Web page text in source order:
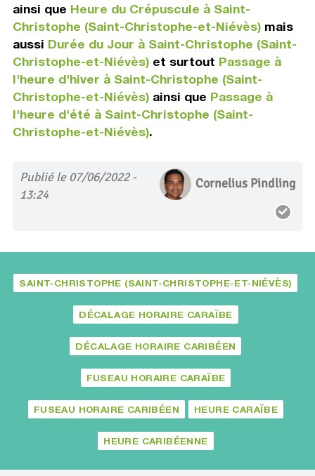
ainsi que Heure du Crépuscule à Saint-
Christophe (Saint-Christophe-et-Niévès)mais
aussi Durée du Jour à Saint-Christophe (Saint-
Christophe-et-Niévès)et surtout Passage à
l'heure d'hiver à Saint-Christophe (Saint-
Christophe-et-Niévès)ainsi que Passage à
l'heure d'été à Saint-Christophe (Saint-
Christophe-et-Niévès).
Publié le 07/06/2022 -
13:24
Cornelius Pindling
SAINT-CHRISTOPHE (SAINT-CHRISTOPHE-ET-NIÉVÈS)
DÉCALAGE HORAIRE CARAÏBE
DÉCALAGE HORAIRE CARIBÉEN
FUSEAU HORAIRE CARAÏBE
FUSEAU HORAIRE CARIBÉEN HEURE CARAÏBE
HEURE CARIBÉENNE